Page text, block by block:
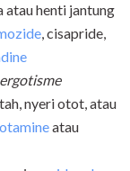
henti jantung
, cisapride,
ergotisme
nyeri otot, atau
atau